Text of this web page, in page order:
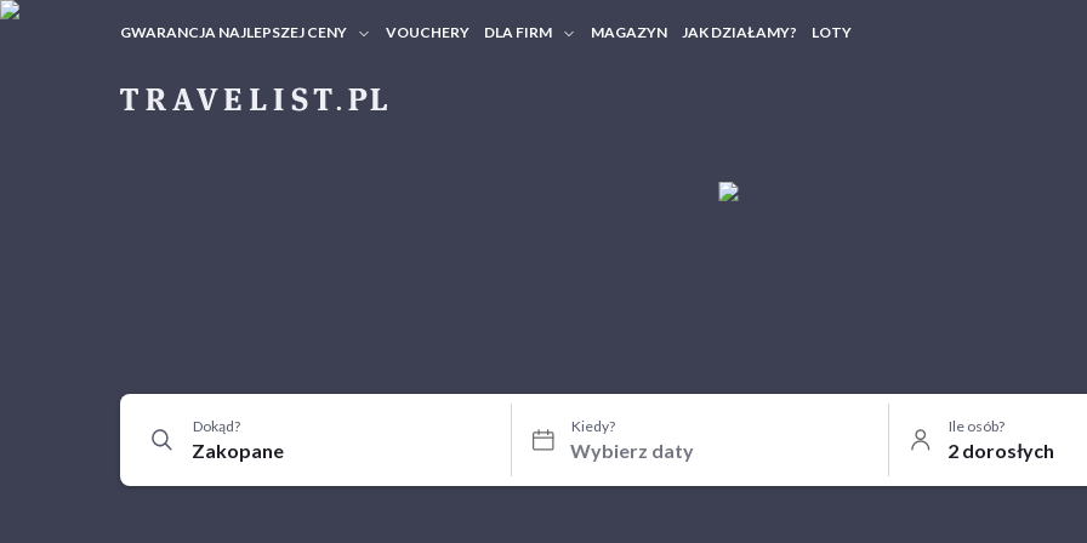
GWARANCJA NAJLEPSZEJ CENY VOUCHERY DLA FIRM MAGAZYN JAK DZIAŁAMY? LOTY
Dokąd? Kiedy? Ile osób?